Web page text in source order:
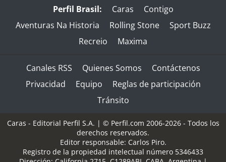
Perfil Brasil: Caras
Contigo
Aventuras Na Historia
Rolling Stone
Sport Buzz
Recreio
Maxima
Canales RSS Quienes Somos
Contáctenos
Privacidad
Equipo
Reglas de participación
Tránsito
Caras - Editorial Perfil S.A. | © Perfil.com 2006-2026 - Todos los
derechos reservados.
Editor responsable: Carlos Piro.
Registro de la propiedad intelectual número 5346433